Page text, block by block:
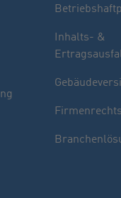
Inhalts- &